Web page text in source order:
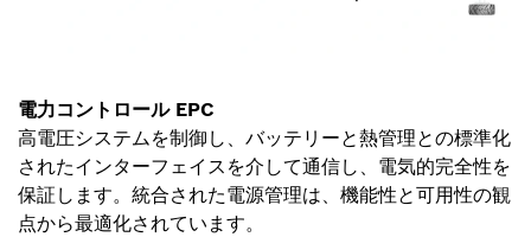
電力コントロール EPC
高電圧システムを制御し、バッテリーと熱管理との標準化
されたインターフェイスを介して通信し、電気的完全性を
保証します。統合された電源管理は、機能性と可用性の観
点から最適化されています。